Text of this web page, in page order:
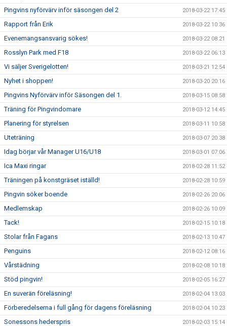
Pingvins nyförvärv inför säsongen del 2 2018-03-22 17:45
Rapport från Erik 2018-03-22 10:36
Evenemangsansvarig sökes! 2018-03-22 08:21
Rosslyn Park med F18 2018-03-22 06:13
Vi säljer Sverigelotten! 2018-03-21 12:54
Nyhet i shoppen! 2018-03-20 20:16
Pingvins Nyförvärv inför Säsongen del 1. 2018-03-15 08:58
Träning för Pingvindomare 2018-03-12 14:45
Planering för styrelsen 2018-03-11 10:58
Uteträning 2018-03-07 20:38
Idag börjar vår Manager U16/U18 2018-03-01 07:06
Ica Maxi ringar 2018-02-28 11:52
Träningen på konstgräset iställd! 2018-02-28 10:59
Pingvin söker boende 2018-02-26 20:06
Medlemskap 2018-02-26 10:09
Tack! 2018-02-15 10:18
Stolar från Fagans 2018-02-13 10:47
Penguins 2018-02-12 08:16
Vårstädning 2018-02-08 10:18
Stöd pingvin! 2018-02-05 16:27
En suverän föreläsning! 2018-02-04 13:03
Förberedelserna i full gång för dagens föreläsning 2018-02-04 10:23
Sonessons hederspris 2018-02-03 15:14